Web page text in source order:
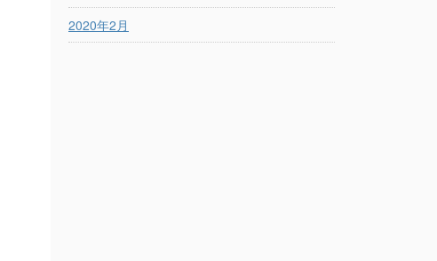
2020年2月